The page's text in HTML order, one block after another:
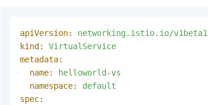
apiVersion:
networking.istio.io/v1beta1
kind:
VirtualService
metadata:
name:
helloworld-vs
namespace:
default
spec: